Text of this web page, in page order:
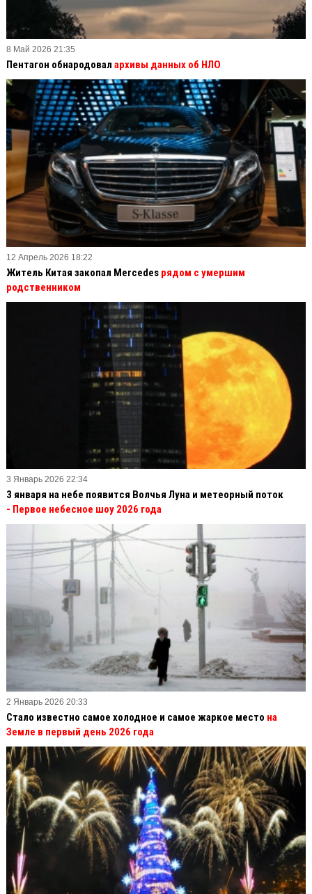
8 Май 2026 21:35
Пентагон обнародовал архивы данных об НЛО
12 Апрель 2026 18:22
Житель Китая закопал Mercedes рядом с умершим
родственником
3 Январь 2026 22:34
3 января на небе появится Волчья Луна и метеорный поток
- Первое небесное шоу 2026 года
2 Январь 2026 20:33
Стало известно самое холодное и самое жаркое место на
Земле в первый день 2026 года